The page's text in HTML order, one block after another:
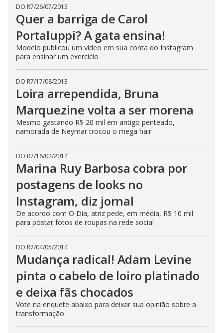
DO R7/26/07/2013
Quer a barriga de Carol
Portaluppi? A gata ensina!
Modelo publicou um vídeo em sua conta do Instagram
para ensinar um exercício
DO R7/17/08/2013
Loira arrependida, Bruna
Marquezine volta a ser morena
Mesmo gastando R$ 20 mil em antigo penteado,
namorada de Neymar trocou o mega hair
DO R7/16/02/2014
Marina Ruy Barbosa cobra por
postagens de looks no
Instagram, diz jornal
De acordo com O Dia, atriz pede, em média, R$ 10 mil
para postar fotos de roupas na rede social
DO R7/04/05/2014
Mudança radical! Adam Levine
pinta o cabelo de loiro platinado
e deixa fãs chocados
Vote na enquete abaixo para deixar sua opinião sobre a
transformação